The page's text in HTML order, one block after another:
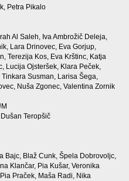
Petra Pikalo
Al Saleh, Iva Ambrožič Deleja,
Lara Drinovec, Eva Gorjup,
Terezija Kos, Eva Krštinc, Katja
Lucija Ojsteršek, Klara Peček,
Susman, Larisa Šega,
Nuša Zgonec, Valentina Zornik
Teropšič
Bajc, Blaž Cunk, Špela Dobrovoljc,
Klančar, Pia Kušar, Veronika
Praček, Maša Radi, Nika